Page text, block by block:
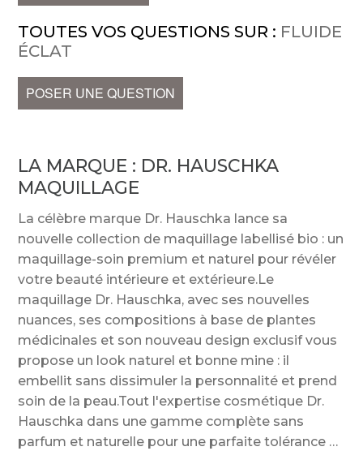
TOUTES VOS QUESTIONS SUR : FLUIDE
ÉCLAT
POSER UNE QUESTION
LA MARQUE : DR. HAUSCHKA
MAQUILLAGE
La célèbre marque Dr. Hauschka lance sa
nouvelle collection de maquillage labellisé bio : un
maquillage-soin premium et naturel pour révéler
votre beauté intérieure et extérieure.Le
maquillage Dr. Hauschka, avec ses nouvelles
nuances, ses compositions à base de plantes
médicinales et son nouveau design exclusif vous
propose un look naturel et bonne mine : il
embellit sans dissimuler la personnalité et prend
soin de la peau.Tout l'expertise cosmétique Dr.
Hauschka dans une gamme complète sans
parfum et naturelle pour une parfaite tolérance